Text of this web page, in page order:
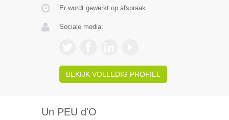
Er wordt gewerkt op afspraak.
Sociale media:
BEKIJK VOLLEDIG PROFIEL
Un PEU d'O